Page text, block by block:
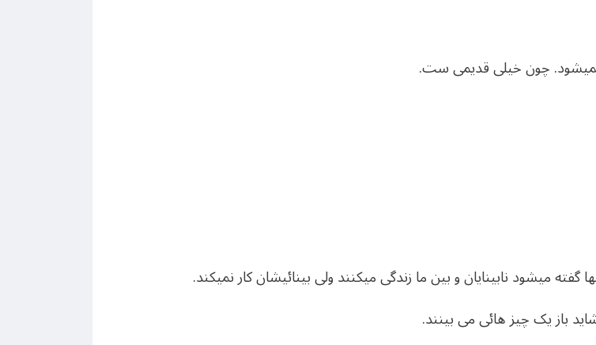
نمیشود. چون خیلی قدیمی ست.
میشود نابینایان و بین ما زندگی میکنند ولی بینائیشان کار نمیکند.
باز یک چیز هائی می بینند.